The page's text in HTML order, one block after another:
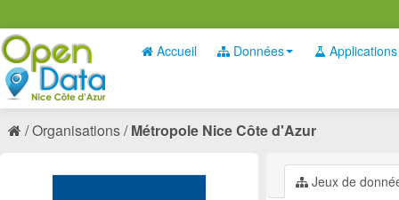
Accueil Données Applications
Organisations Métropole Nice Côte d'Azur
Jeux de